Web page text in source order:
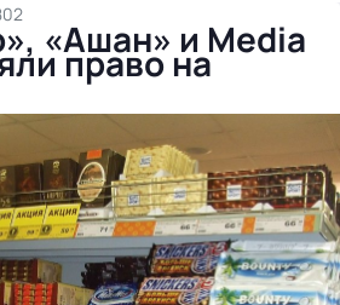
«Ашан» и Media
право на